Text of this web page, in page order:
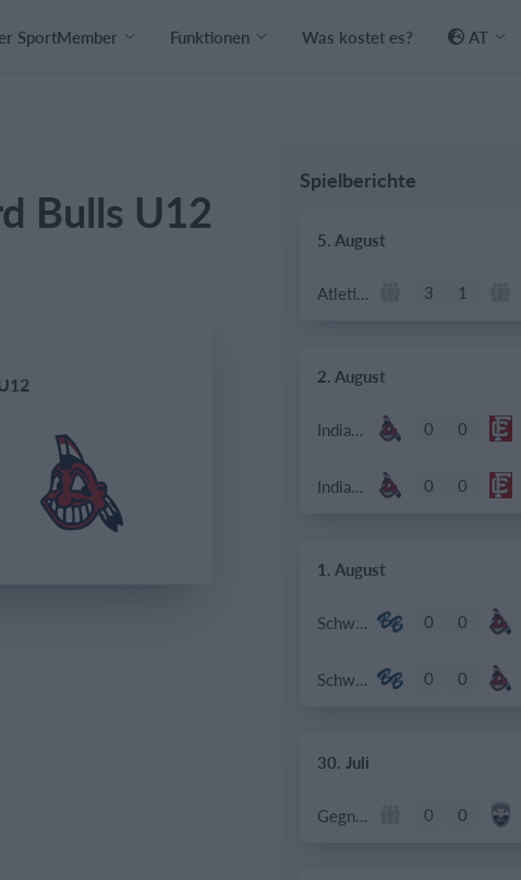
SportMember Funktionen Was kostet es? AT
Bulls U12
Spielberichte
5. August
Atletico Graz 3 1
2. August
Indians 2 0 0
Indians 2 0 0
1. August
Schwechat Blue Bats 0 0
Schwechat Blue Bats 0 0
30. Juli
Gegner 0 0